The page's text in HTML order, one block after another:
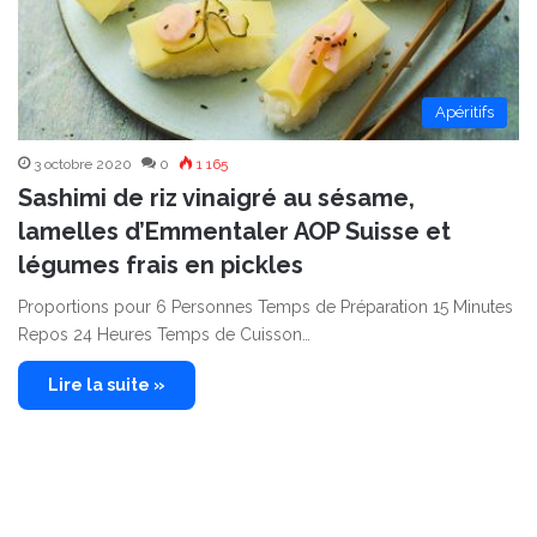
Apéritifs
3 octobre 2020 0 1 165
Sashimi de riz vinaigré au sésame,
lamelles d’Emmentaler AOP Suisse et
légumes frais en pickles
Proportions pour 6 Personnes Temps de Préparation 15 Minutes
Repos 24 Heures Temps de Cuisson…
Lire la suite »